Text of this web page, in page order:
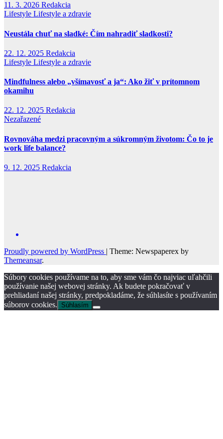
11. 3. 2026 Redakcia
Lifestyle Lifestyle a zdravie
Neustála chuť na sladké: Čím nahradiť sladkosti?
22. 12. 2025 Redakcia
Lifestyle Lifestyle a zdravie
Mindfulness alebo „všímavosť a ja“: Ako žiť v prítomnom
okamihu
22. 12. 2025 Redakcia
Nezařazené
Rovnováha medzi pracovným a súkromným životom: Čo to je
work life balance?
9. 12. 2025 Redakcia
Proudly powered by WordPress | Theme: Newspaperex by
Themeansar.
Súbory cookies používame na to, aby sme vám čo najviac uľahčili
používanie našej webovej stránky. Ak budete pokračovať v
prehliadaní našej stránky, predpokladáme, že súhlasíte s používaním
súborov cookies.
Súhlasím